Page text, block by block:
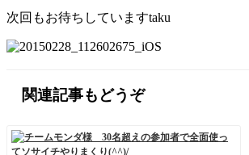
次回もお待ちしていますtaku
関連記事もどうぞ